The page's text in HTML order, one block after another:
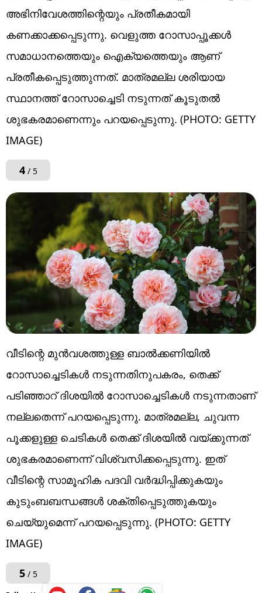
അഭിനിവേശത്തിന്റെയും പ്രതീകമായി
കണക്കാക്കപ്പെടുന്നു. വെളുത്ത റോസാപ്പൂക്കൾ
സമാധാനത്തെയും ഐക്യത്തെയും ആണ്
പ്രതീകപ്പെടുത്തുന്നത്. മാത്രമല്ല ശരിയായ
സ്ഥാനത്ത് റോസാച്ചെടി നടുന്നത് കൂടുതൽ
ശുഭകരമാണെന്നും പറയപ്പെടുന്നു. (PHOTO: GETTY
IMAGE)
4/ 5
വീടിന്റെ മുൻവശത്തുള്ള ബാൽക്കണിയിൽ
റോസാച്ചെടികൾ നടുന്നതിനുപകരം, തെക്ക്
പടിഞ്ഞാറ് ദിശയിൽ റോസാച്ചെടികൾ നടുന്നതാണ്
നല്ലതെന്ന് പറയപ്പെടുന്നു. മാത്രമല്ല, ചുവന്ന
പൂക്കളുള്ള ചെടികൾ തെക്ക് ദിശയിൽ വയ്ക്കുന്നത്
ശുഭകരമാണെന്ന് വിശ്വസിക്കപ്പെടുന്നു. ഇത്
വീടിന്റെ സാമൂഹിക പദവി വർദ്ധിപ്പിക്കുകയും
കുടുംബബന്ധങ്ങൾ ശക്തിപ്പെടുത്തുകയും
ചെയ്യുമെന്ന് പറയപ്പെടുന്നു. (PHOTO: GETTY
IMAGE)
5/ 5